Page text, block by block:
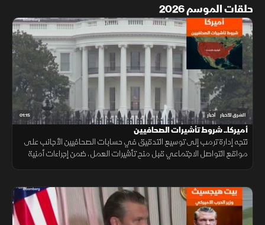
حلقات الموسم 2026
01:15 الشرق للأخبار أخبار
أميركا.. شروط تأشيرات الصحافيين
تتجه إدارة ترمب إلى توسيع التدقيق في حسابات الصحافيين الأجانب على
مواقع التواصل الاجتماعي قبل منح تأشيرات العمل، ضمن إجراءات أمنية